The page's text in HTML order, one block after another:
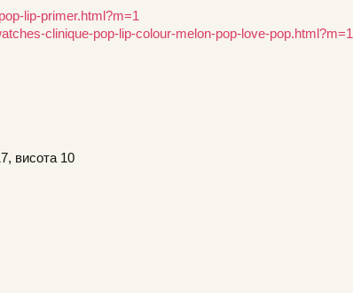
lip-primer.html?m=1
clinique-pop-lip-colour-melon-pop-love-pop.html?m=1
висота 10